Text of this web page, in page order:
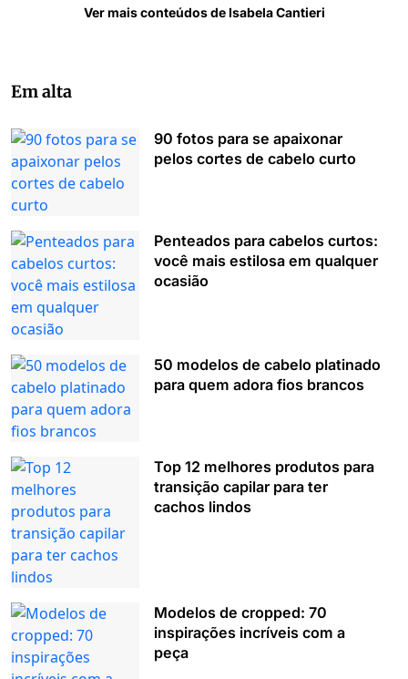
Ver mais conteúdos de Isabela Cantieri
Em alta
90 fotos para se apaixonar
pelos cortes de cabelo curto
Penteados para cabelos curtos:
você mais estilosa em qualquer
ocasião
50 modelos de cabelo platinado
para quem adora fios brancos
Top 12 melhores produtos para
transição capilar para ter
cachos lindos
Modelos de cropped: 70
inspirações incríveis com a
peça